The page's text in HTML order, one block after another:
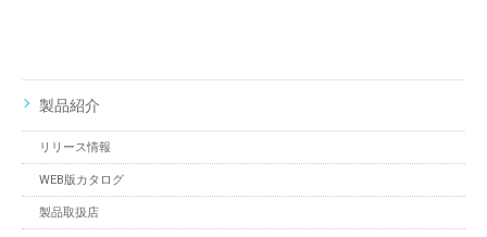
製品紹介
リリース情報
WEB版カタログ
製品取扱店